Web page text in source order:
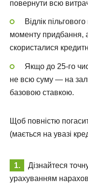
повернути всю
Відлік
моменту придбання,
скористалися
Якщо до 25-го
не всю суму — на
базовою ставкою.
Щоб повністю
(мається на увазі
Дізнайтеся
урахуванням